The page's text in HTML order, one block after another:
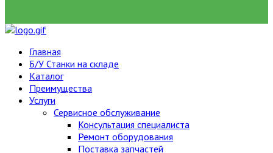
Главная
Б/У Станки на складе
Каталог
Преимущества
Услуги
Сервисное обслуживание
Консультация специалиста
Ремонт оборудования
Поставка запчастей